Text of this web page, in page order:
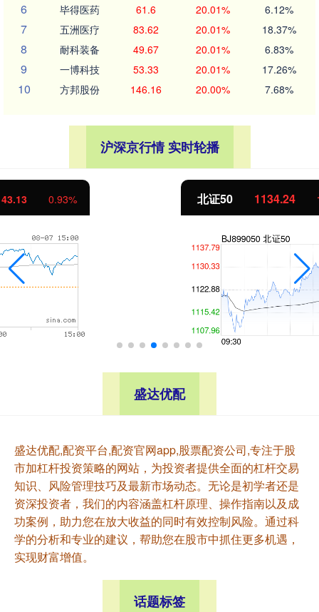
6 毕得医药 61.6 20.01% 6.12%
7 五洲医疗 83.62 20.01% 18.37%
8 耐科装备 49.67 20.01% 6.83%
9 一博科技 53.33 20.01% 17.26%
10 方邦股份 146.16 20.00% 7.68%
沪深京行情 实时轮播
北证50 11.37 1.01%
盛达优配
盛达优配,配资平台,配资官网app,股票配资公司,专注于股
市加杠杆投资策略的网站，为投资者提供全面的杠杆交易
知识、风险管理技巧及最新市场动态。无论是初学者还是
资深投资者，我们的内容涵盖杠杆原理、操作指南以及成
功案例，助力您在放大收益的同时有效控制风险。通过科
学的分析和专业的建议，帮助您在股市中抓住更多机遇，
实现财富增值。
话题标签